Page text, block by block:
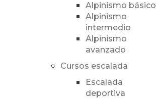
Alpinismo básico
Alpinismo
intermedio
Alpinismo
avanzado
Cursos escalada
Escalada
deportiva